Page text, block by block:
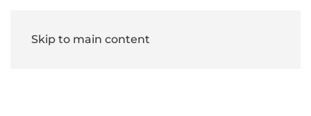
Skip to main content